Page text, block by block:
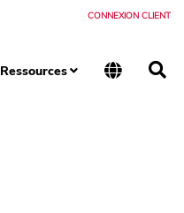
CONNEXION CLIENT
Ressources